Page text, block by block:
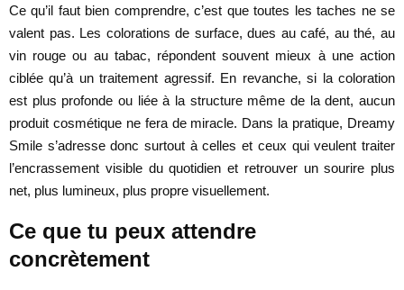
Ce qu’il faut bien comprendre, c’est que toutes les taches ne se
valent pas. Les colorations de surface, dues au café, au thé, au
vin rouge ou au tabac, répondent souvent mieux à une action
ciblée qu’à un traitement agressif. En revanche, si la coloration
est plus profonde ou liée à la structure même de la dent, aucun
produit cosmétique ne fera de miracle. Dans la pratique, Dreamy
Smile s’adresse donc surtout à celles et ceux qui veulent traiter
l’encrassement visible du quotidien et retrouver un sourire plus
net, plus lumineux, plus propre visuellement.
Ce que tu peux attendre
concrètement